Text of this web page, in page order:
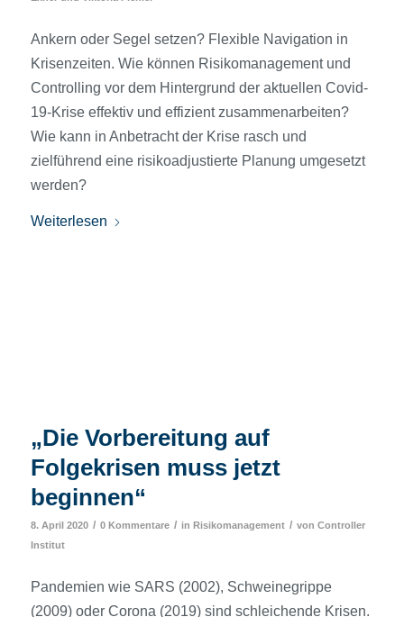
Ankern oder Segel setzen? Flexible Navigation in
Krisenzeiten. Wie können Risikomanagement und
Controlling vor dem Hintergrund der aktuellen Covid-
19-Krise effektiv und effizient zusammenarbeiten?
Wie kann in Anbetracht der Krise rasch und
zielführend eine risikoadjustierte Planung umgesetzt
werden?
Weiterlesen
„Die Vorbereitung auf
Folgekrisen muss jetzt
beginnen“
8. April 2020 / 0 Kommentare / in Risikomanagement / von Controller
Institut
Pandemien wie SARS (2002), Schweinegrippe
(2009) oder Corona (2019) sind schleichende Krisen.